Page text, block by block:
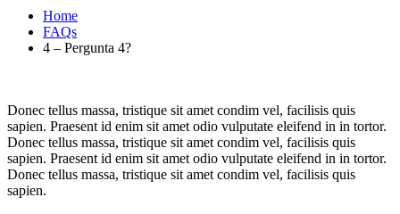
Home
FAQs
4 – Pergunta 4?
Donec tellus massa, tristique sit amet condim vel, facilisis quis
sapien. Praesent id enim sit amet odio vulputate eleifend in in tortor.
Donec tellus massa, tristique sit amet condim vel, facilisis quis
sapien. Praesent id enim sit amet odio vulputate eleifend in in tortor.
Donec tellus massa, tristique sit amet condim vel, facilisis quis
sapien.